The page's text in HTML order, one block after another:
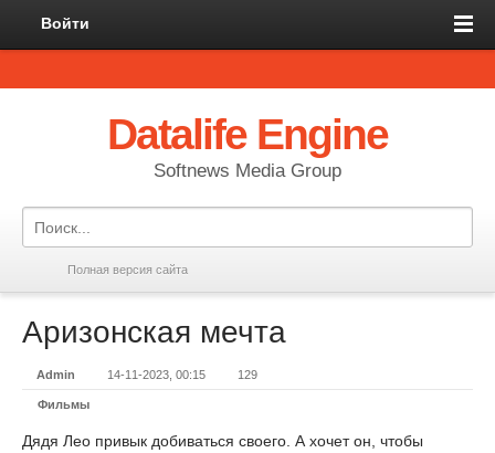
Войти
Datalife Engine
Softnews Media Group
Полная версия сайта
Аризонская мечта
Admin 14-11-2023, 00:15 129
Фильмы
Дядя Лео привык добиваться своего. А хочет он, чтобы